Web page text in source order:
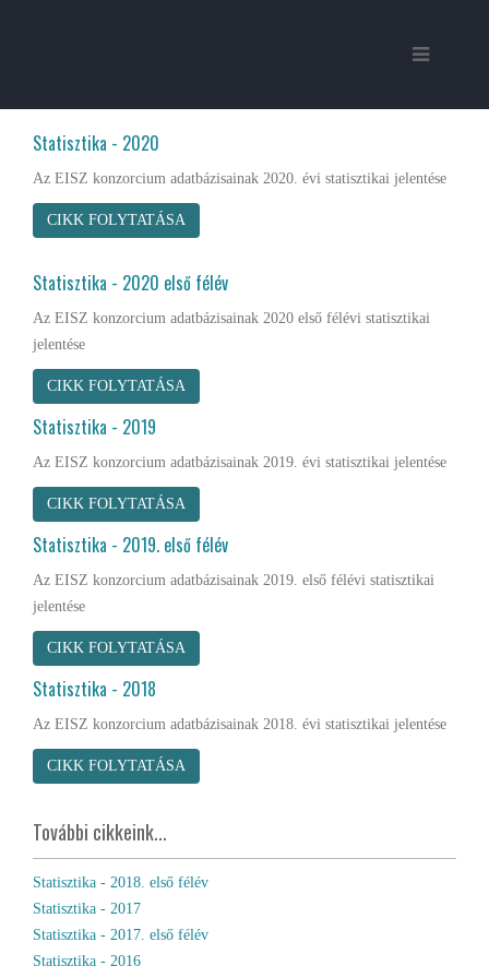
Statisztika - 2020
Az EISZ konzorcium adatbázisainak 2020. évi statisztikai jelentése
CIKK FOLYTATÁSA
Statisztika - 2020 első félév
Az EISZ konzorcium adatbázisainak 2020 első félévi statisztikai
jelentése
CIKK FOLYTATÁSA
Statisztika - 2019
Az EISZ konzorcium adatbázisainak 2019. évi statisztikai jelentése
CIKK FOLYTATÁSA
Statisztika - 2019. első félév
Az EISZ konzorcium adatbázisainak 2019. első félévi statisztikai
jelentése
CIKK FOLYTATÁSA
Statisztika - 2018
Az EISZ konzorcium adatbázisainak 2018. évi statisztikai jelentése
CIKK FOLYTATÁSA
További cikkeink...
Statisztika - 2018. első félév
Statisztika - 2017
Statisztika - 2017. első félév
Statisztika - 2016